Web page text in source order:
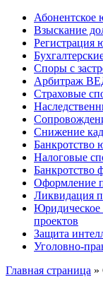
Абонентское
Взыскание
Регистрация
Споры с
Арбитраж
Страховые
Снижение
Банкротство
Налоговые
Банкротство
Оформление
Ликвидация
Юридическое
проектов
Защита
Уголовно-
Главная страница »